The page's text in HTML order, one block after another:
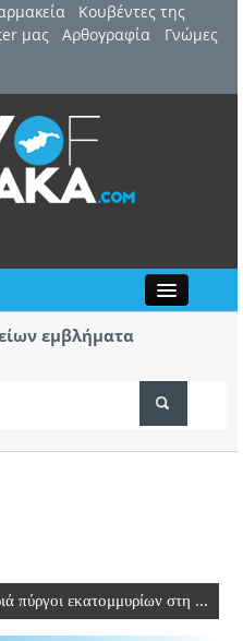
Kουβέντες της
μας Αρθογραφία
Γνώμες
εμβλήματα
– Έναρξη /
πύργοι εκατομμυρίων στη ...